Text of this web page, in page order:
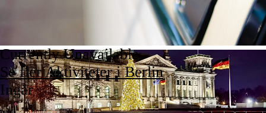
Currently Unavailable
Se fler Aktiviteter i Berlin
Ingår